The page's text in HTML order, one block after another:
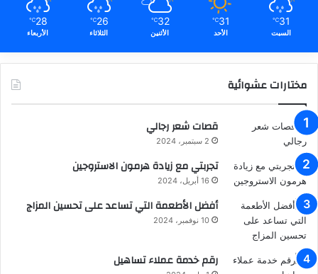
31
℃
السبت
31
℃
الأحد
32
℃
الأثنين
26
℃
الثلاثاء
28
℃
الأربعاء
مختارات عشوائية
قصات شعر رجالي
2 سبتمبر، 2024
تجربتي مع زيادة هرمون الاستروجين
16 أبريل، 2024
أفضل الأطعمة التي تساعد على تحسين المزاج
10 نوفمبر، 2024
رقم خدمة عملاء تساهيل